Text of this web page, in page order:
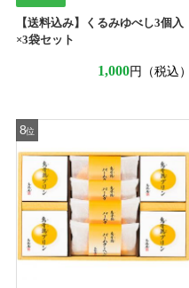
【送料込み】くるみゆべし3個入
×3袋セット
1,000円（税込）
8位